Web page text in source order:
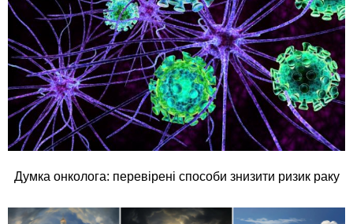
Думка онколога: перевірені способи знизити ризик раку